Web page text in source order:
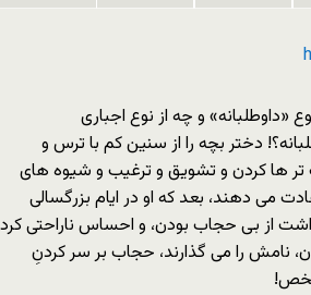
و چه از نوع اجبارى
دختر بچه را از سنین کم با ترس و
تر ها کردن و تشویق و ترغیب و شیوه هاى
مى دهند، بعد که او در ایام بزرگسالى
از بى حجاب بودن، و احساس ناراحتى کرد
نامش را مى گذارند، حجاب بر سر کردنِ